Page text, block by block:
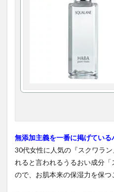
無添加主義を一番に掲げている
30代女性に人気の『スクワラ
れると言われるうるおい成分
ので、お肌本来の保湿力を保つ